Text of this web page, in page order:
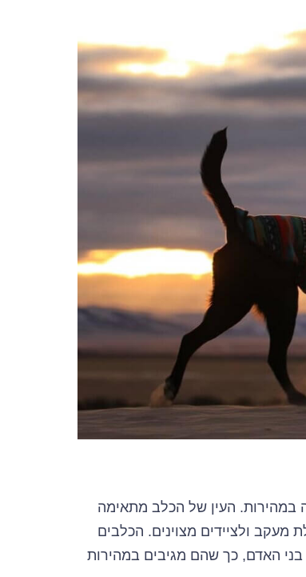
במהירות. העין של הכלב מתאימה
מעקב ולציידים מצוינים. הכלבים
בני האדם, כך שהם מגיבים במהירות